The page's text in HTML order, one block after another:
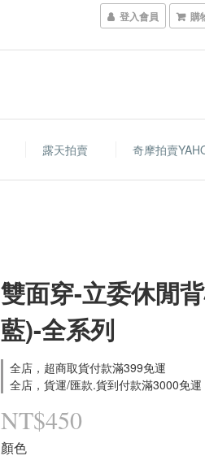
登入會員 購
露天拍賣 奇摩拍賣
雙面穿-立委休閒
藍)-全系列
全店，超商取貨付款滿399免運
全店，貨運/匯款.貨到付款滿3000免運
NT$450
顏色